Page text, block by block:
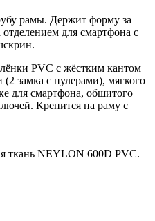
рамы. Держит форму за
для смартфона с
PVC с жёстким кантом
замка с пулерами), мягкого
для смартфона, обшитого
Крепится на раму с
ткань NEYLON 600D PVC.